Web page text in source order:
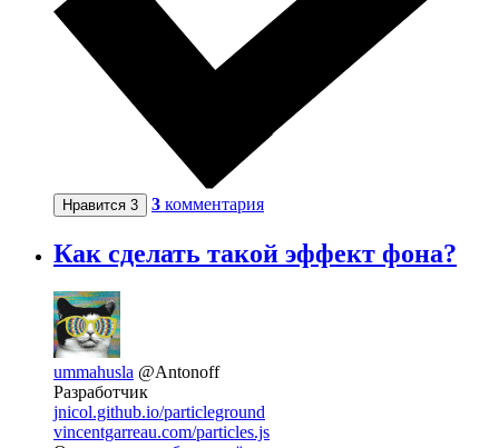
Нравится 3 3 комментария
Как сделать такой эффект фона?
ummahusla @Antonoff
Разработчик
jnicol.github.io/particleground
vincentgarreau.com/particles.js